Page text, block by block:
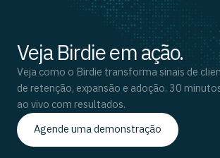
Veja Birdie em ação.
Veja como o Birdie transforma sinais de
de retenção, expansão e adoção. 30
ao vivo com resultados.
Agende uma demonstração